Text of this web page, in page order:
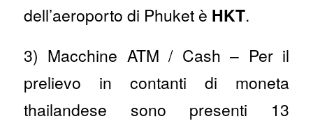
dell’aeroporto di Phuket è HKT.
3) Macchine ATM / Cash – Per il
prelievo in contanti di moneta
thailandese sono presenti 13